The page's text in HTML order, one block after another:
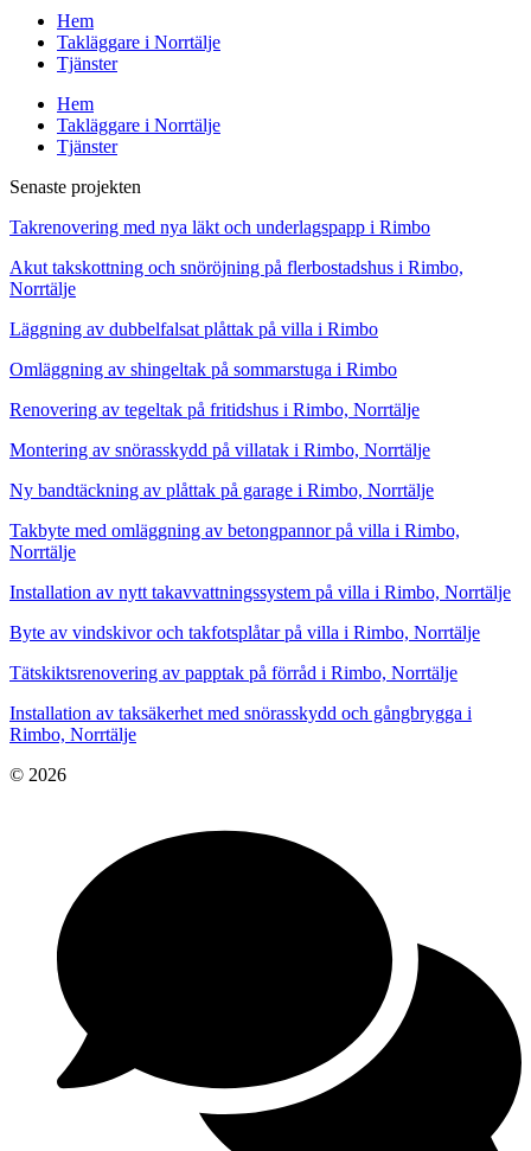
Hem
Takläggare i Norrtälje
Tjänster
Hem
Takläggare i Norrtälje
Tjänster
Senaste projekten
Takrenovering med nya läkt och underlagspapp i Rimbo
Akut takskottning och snöröjning på flerbostadshus i Rimbo,
Norrtälje
Läggning av dubbelfalsat plåttak på villa i Rimbo
Omläggning av shingeltak på sommarstuga i Rimbo
Renovering av tegeltak på fritidshus i Rimbo, Norrtälje
Montering av snörasskydd på villatak i Rimbo, Norrtälje
Ny bandtäckning av plåttak på garage i Rimbo, Norrtälje
Takbyte med omläggning av betongpannor på villa i Rimbo,
Norrtälje
Installation av nytt takavvattningssystem på villa i Rimbo, Norrtälje
Byte av vindskivor och takfotsplåtar på villa i Rimbo, Norrtälje
Tätskiktsrenovering av papptak på förråd i Rimbo, Norrtälje
Installation av taksäkerhet med snörasskydd och gångbrygga i
Rimbo, Norrtälje
© 2026